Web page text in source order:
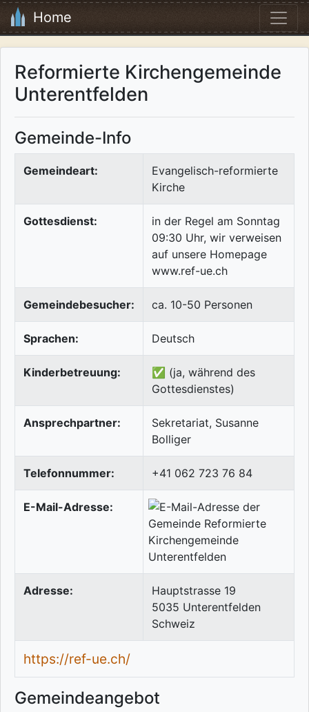
Home
Reformierte Kirchengemeinde
Unterentfelden
Gemeinde-Info
Gemeindeart:
Evangelisch-reformierte
Kirche
Gottesdienst:
in der Regel am Sonntag
09:30 Uhr, wir verweisen
auf unsere Homepage
www.ref-ue.ch
Gemeindebesucher: ca. 10-50 Personen
Sprachen: Deutsch
Kinderbetreuung:
✅ (ja, während des
Gottesdienstes)
Ansprechpartner:
Sekretariat, Susanne
Bolliger
Telefonnummer: +41 062 723 76 84
E-Mail-Adresse:
Adresse:
Hauptstrasse 19
5035 Unterentfelden
Schweiz
https://ref-ue.ch/
Gemeindeangebot